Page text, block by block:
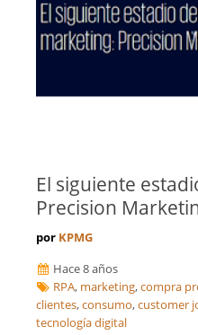
El siguiente
Precision
por KPMG
Hace 8 años
RPA, marketing,compra
clientes,consumo,customer
tecnología digital